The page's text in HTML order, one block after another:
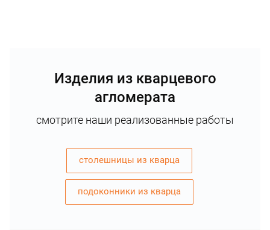
Изделия из кварцевого
агломерата
смотрите наши реализованные работы
столешницы из кварца
подоконники из кварца